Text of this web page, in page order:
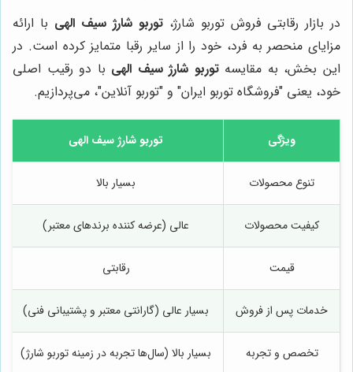
در بازار رقابتی فروش توربو شارژ، توربو شارژ سیف الهی با ارائه
مزایای منحصر به فرد، خود را از سایر رقبا متمایز کرده است. در
این بخش، به مقایسهتوربو شارژ سیف الهی با دو رقیب اصلی
خود، یعنی "فروشگاه توربو ایران" و "توربو آنلاین"، می‌پردازیم.
ویژگی توربو شارژ سیف الهی
تنوع محصولات بسیار بالا
کیفیت محصولات عالی (عرضه کننده برندهای معتبر)
قیمت رقابتی
خدمات پس از فروش بسیار عالی (گارانتی معتبر و پشتیبانی فنی)
تخصص و تجربه بسیار بالا (سال‌ها تجربه در زمینه توربو شارژ)